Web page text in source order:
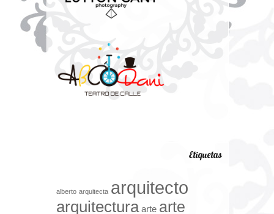
Etiquetas
alberto arquitecta arquitecto
arquitectura arte arte